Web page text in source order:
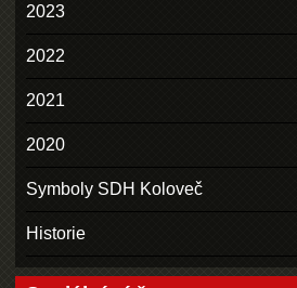
2023
2022
2021
2020
Symboly SDH Koloveč
Historie